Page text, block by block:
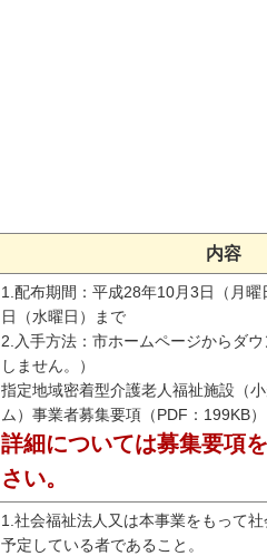
内容
1.配布期間：平成28年10月3日（月
日（水曜日）まで
2.入手方法：市ホームページからダ
しません。）
指定地域密着型介護老人福祉施設（
ム）事業者募集要項（PDF：199KB）
詳細については募集要項
さい。
1.社会福祉法人又は本事業をもって
予定している者であること。